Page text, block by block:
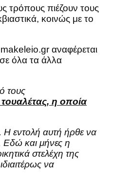
τρόπους πιέζουν τους
κοινώς με το
αναφέρεται
όλα τα άλλα
τους
η οποία
Η εντολή αυτή ήρθε να
Εδώ και μήνες η
στελέχη της
να